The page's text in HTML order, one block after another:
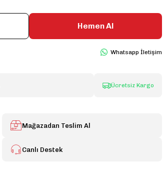
Hemen Al
Whatsapp İletişim
Ücretsiz Kargo
Mağazadan Teslim Al
Canlı Destek